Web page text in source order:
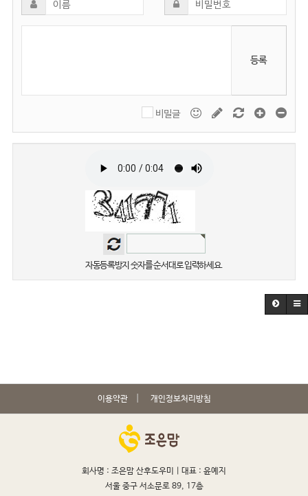
등록
비밀글
자동등록방지 숫자를 순서대로 입력하세요.
이용약관 개인정보처리방침
회사명 : 조은맘 산후도우미 | 대표 : 윤예지
서울 중구 서소문로 89, 17층